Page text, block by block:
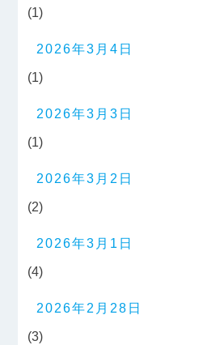
(1)
2026年3月4日
(1)
2026年3月3日
(1)
2026年3月2日
(2)
2026年3月1日
(4)
2026年2月28日
(3)